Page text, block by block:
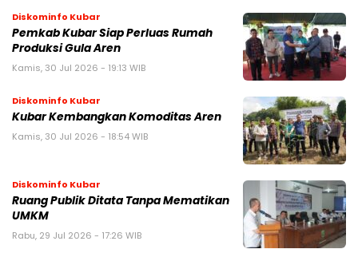
Diskominfo Kubar
Pemkab Kubar Siap Perluas Rumah
Produksi Gula Aren
Kamis, 30 Jul 2026 - 19:13 WIB
Diskominfo Kubar
Kubar Kembangkan Komoditas Aren
Kamis, 30 Jul 2026 - 18:54 WIB
Diskominfo Kubar
Ruang Publik Ditata Tanpa Mematikan
UMKM
Rabu, 29 Jul 2026 - 17:26 WIB